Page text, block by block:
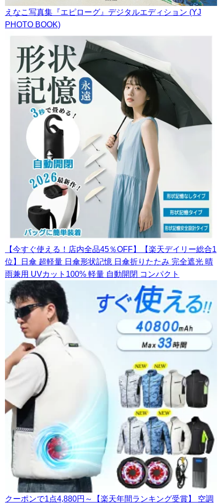
えなこ写真集『エピローグ』デジタルエディション (YJ
PHOTO BOOK)
【今すぐ使える！店内全品45％OFF】【楽天デイリー総合1
位】日傘 超軽量 日傘形状記憶 日傘折りたたみ 完全遮光 晴
雨兼用 UVカット100% 軽量 自動開閉 コンパクト
クーポンで1点4,880円～【楽天年間ランキング受賞】 空調